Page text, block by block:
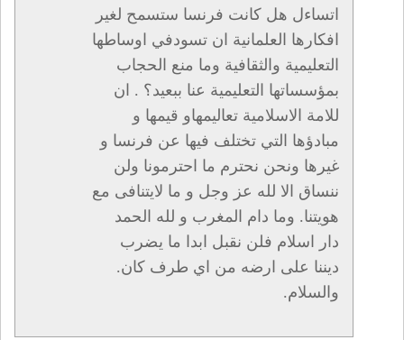
اتساءل هل كانت فرنسا ستسمح لغير
افكارها العلمانية ان تسودفي اوساطها
التعليمية والثقافية وما منع الحجاب
بمؤسساتها التعليمية عنا ببعيد؟ . ان
للامة الاسلامية تعاليمهاو قيمها و
مبادؤها التي تختلف فيها عن فرنسا و
غيرها ونحن نحترم ما احترمونا ولن
ننساق الا لله عز وجل و ما لايتنافى مع
هويتنا. وما دام المغرب و لله الحمد
دار اسلام فلن نقبل ابدا ما يضرب
ديننا على ارضه من اي طرف كان.
والسلام.